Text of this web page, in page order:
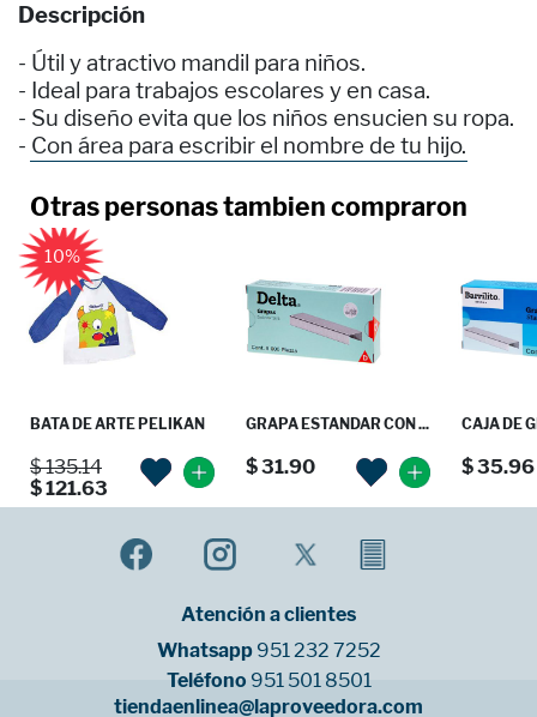
Descripción
- Útil y atractivo mandil para niños.
- Ideal para trabajos escolares y en casa.
- Su diseño evita que los niños ensucien su ropa.
- Con área para escribir el nombre de tu hijo.
Otras personas tambien compraron
10%
BATA DE ARTE PELIKAN
$ 135.14
$ 121.63
GRAPA ESTANDAR CON ...
$ 31.90
CAJA DE
$ 35.96
Atención a clientes
Whatsapp 951 232 7252
Teléfono 951 501 8501
tiendaenlinea@laproveedora.com